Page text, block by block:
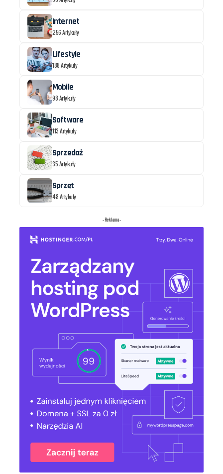
Internet
256 Artykuły
Lifestyle
188 Artykuły
Mobile
98 Artykuły
Software
113 Artykuły
Sprzedaż
35 Artykuły
Sprzęt
48 Artykuły
- Reklama -